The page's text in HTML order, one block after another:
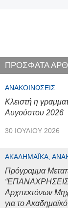
ΠΡΟΣΦΑΤΑ
ΑΝΑΚΟΙΝΏΣΕΙΣ
Κλειστή η
Αυγούστου 2026
30 ΙΟΥΛΊΟΥ 2026
ΑΚΑΔΗΜΑΪΚΆ,
Πρόγραμμα
Αρχιτεκτόνων
για το